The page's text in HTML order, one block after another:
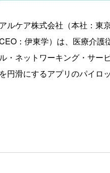
アルケア株式会社（本社：東
：伊東学）は、医療介護
ル・ネットワーキング・サー
を円滑にするアプリのパイロ